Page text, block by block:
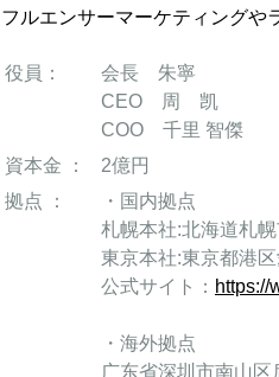
フルエンサーマーケティングや
役員：
会長 朱寧
CEO 周 凯
COO 千里 智傑
資本金 ：
2億円
拠点 ：
・国内拠点
札幌本社:北海道札
東京本社:東京都港
公式サイト： https://
・海外拠点
广东省深圳市南山